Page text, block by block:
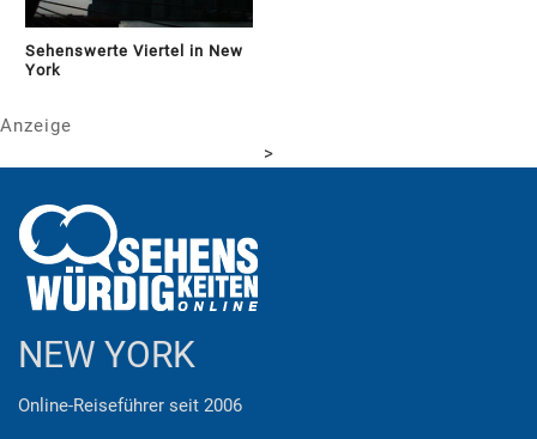
Sehenswerte Viertel in New
York
Anzeige
>
NEW YORK
Online-Reiseführer seit 2006